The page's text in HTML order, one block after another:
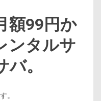
額99円か
ンタルサ
。
。